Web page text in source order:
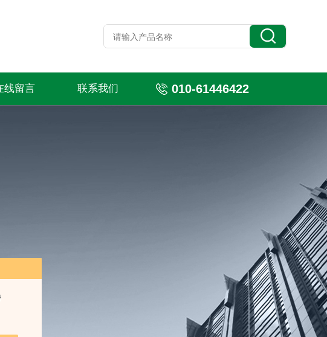
线留言 联系我们 010-61446422